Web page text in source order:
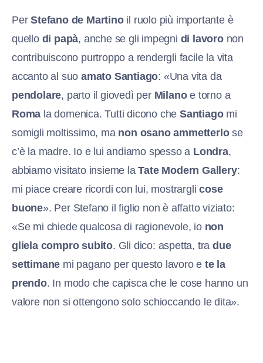
PerStefano de Martinoil ruolo più importante è
quello di papà, anche se gli impegni di lavoronon
contribuiscono purtroppo a rendergli facile la vita
accanto al suoamato Santiago: «Una vita da
pendolare, parto il giovedì per Milanoe torno a
Roma la domenica. Tutti dicono cheSantiago mi
somigli moltissimo, ma non osano ammetterlose
c’è la madre. Io e lui andiamo spesso a Londra,
abbiamo visitato insieme laTate Modern Gallery:
mi piace creare ricordi con lui, mostrarglicose
buone». Per Stefano il figlio non è affatto viziato:
«Se mi chiede qualcosa di ragionevole, io non
gliela compro subito. Gli dico: aspetta, tradue
settimane mi pagano per questo lavoro ete la
prendo. In modo che capisca che le cose hanno un
valore non si ottengono solo schioccando le dita».